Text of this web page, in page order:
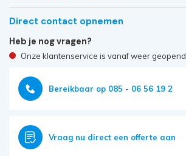
Direct contact opnemen
Heb je nog vragen?
Onze klantenservice is vanaf weer geopend
Bereikbaar op 085 - 06 56 19 2
Vraag nu direct een offerte aan